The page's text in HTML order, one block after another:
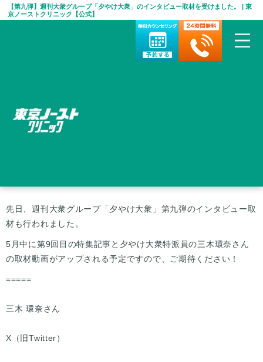
【第九弾】週刊大衆グループ「夕やけ大衆」のインタビュー取材を受けました。 | 東
京ノーストクリニック【公式】
大衆」のインタビュー取材を受けました。
先日、週刊大衆グループ「夕やけ大衆」第九弾のインタビュー取
材も行われました。
5月中に第9回目の特集記事と夕やけ大衆特派員の三木環奈さん
の取材動画がアップされる予定ですので、ご期待ください！
=====
三木 環奈さん
X（旧Twitter）